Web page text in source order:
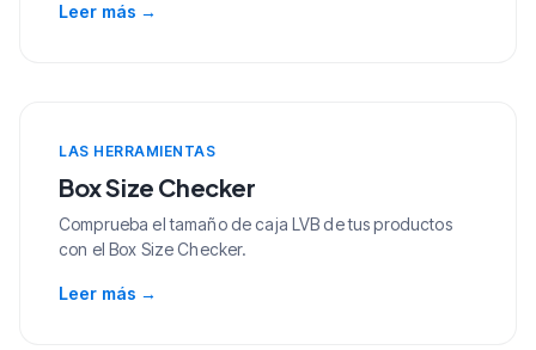
Leer más →
LAS HERRAMIENTAS
Box Size Checker
Comprueba el tamaño de caja LVB de tus productos
con el Box Size Checker.
Leer más →